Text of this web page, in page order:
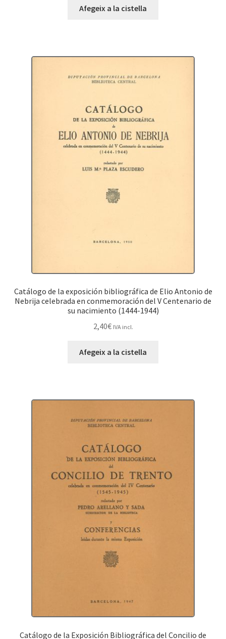
Afegeix a la cistella
Catálogo de la exposición bibliográfica de Elio Antonio de
Nebrija celebrada en conmemoración del V Centenario de
su nacimiento (1444-1944)
2,40€ IVA incl.
Afegeix a la cistella
Catálogo de la Exposición Bibliográfica del Concilio de